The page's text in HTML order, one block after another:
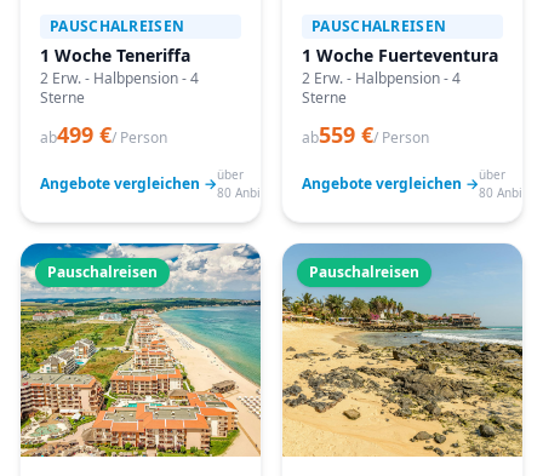
PAUSCHALREISEN
1 Woche Teneriffa
2 Erw. - Halbpension - 4
Sterne
ab499 €/ Person
Angebote vergleichen →über
80 Anbieter
PAUSCHALREISEN
1 Woche Fuerteventura
2 Erw. - Halbpension - 4
Sterne
ab559 €/ Person
Angebote vergleichen →über
80
Pauschalreisen Pauschalreisen